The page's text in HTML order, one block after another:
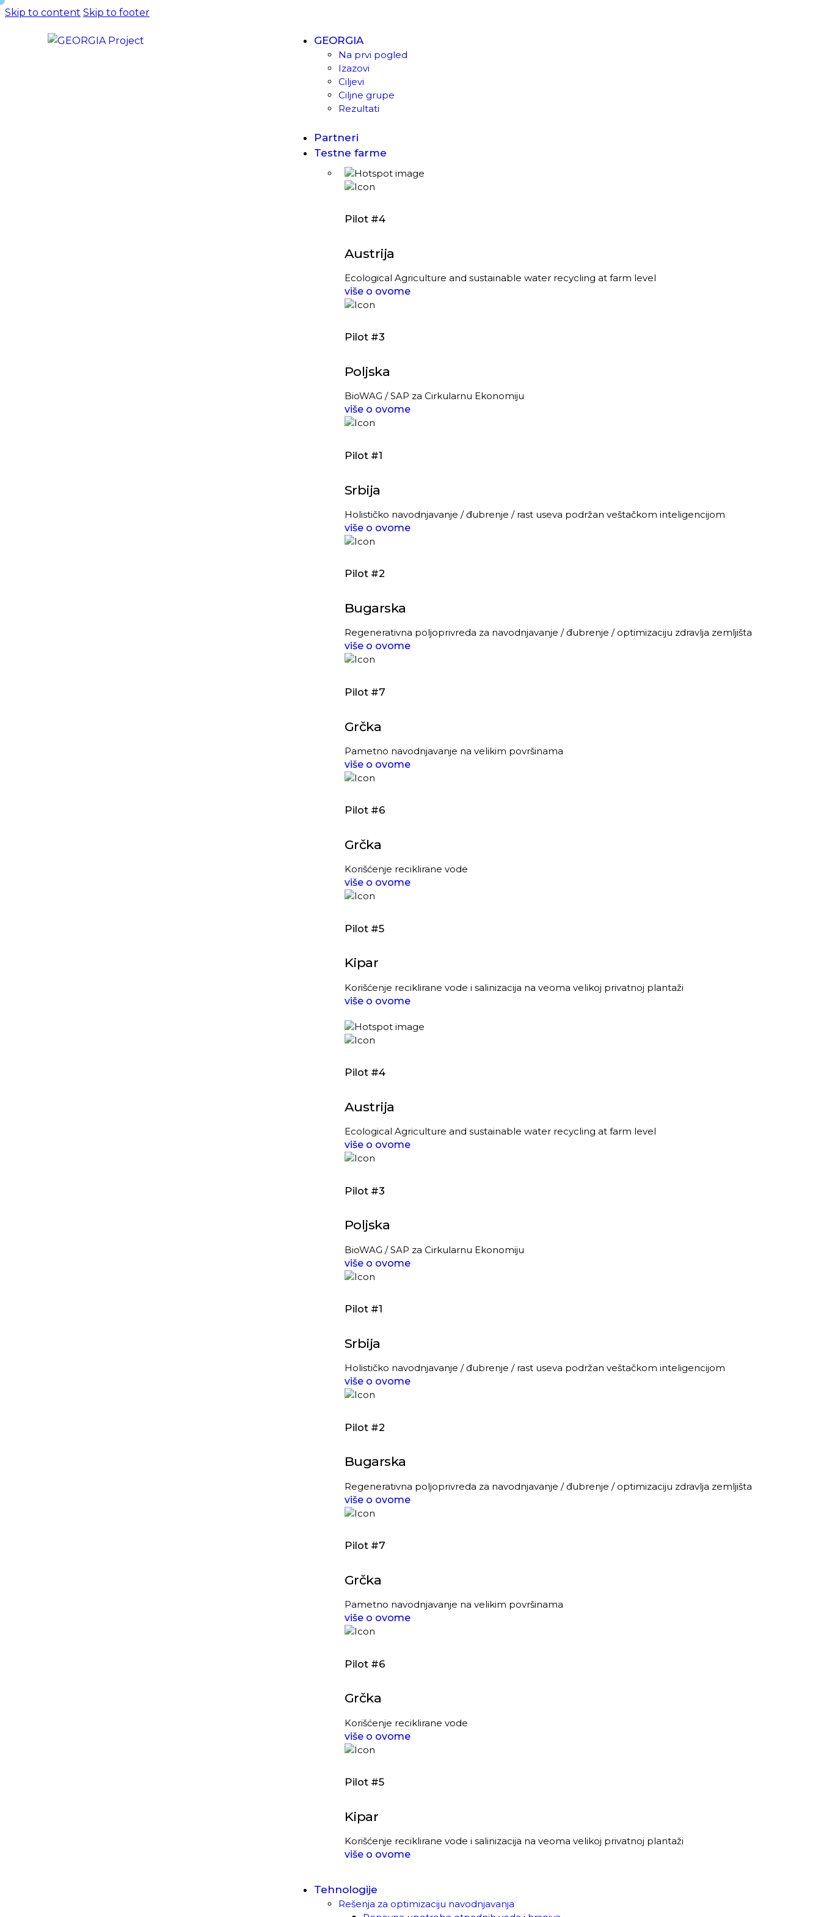
Skip to content Skip to footer
GEORGIA
Na prvi pogled
Izazovi
Ciljevi
Ciljne grupe
Rezultati
Partneri
Testne farme
Pilot #4
Austrija
Ecological Agriculture and sustainable water recycling at farm level
više o ovome
Pilot #3
Poljska
BioWAG / SAP za Cirkularnu Ekonomiju
više o ovome
Pilot #1
Srbija
Holističko navodnjavanje / đubrenje / rast useva podržan veštačkom inteligencijom
više o ovome
Pilot #2
Bugarska
Regenerativna poljoprivreda za navodnjavanje / đubrenje / optimizaciju zdravlja zemljišta
više o ovome
Pilot #7
Grčka
Pametno navodnjavanje na velikim površinama
više o ovome
Pilot #6
Grčka
Korišćenje reciklirane vode
više o ovome
Pilot #5
Kipar
Korišćenje reciklirane vode i salinizacija na veoma velikoj privatnoj plantaži
više o ovome
Pilot #4
Austrija
Ecological Agriculture and sustainable water recycling at farm level
više o ovome
Pilot #3
Poljska
BioWAG / SAP za Cirkularnu Ekonomiju
više o ovome
Pilot #1
Srbija
Holističko navodnjavanje / đubrenje / rast useva podržan veštačkom inteligencijom
više o ovome
Pilot #2
Bugarska
Regenerativna poljoprivreda za navodnjavanje / đubrenje / optimizaciju zdravlja zemljišta
više o ovome
Pilot #7
Grčka
Pametno navodnjavanje na velikim površinama
više o ovome
Pilot #6
Grčka
Korišćenje reciklirane vode
više o ovome
Pilot #5
Kipar
Korišćenje reciklirane vode i salinizacija na veoma velikoj privatnoj plantaži
više o ovome
Tehnologije
Rešenja za optimizaciju navodnjavanja